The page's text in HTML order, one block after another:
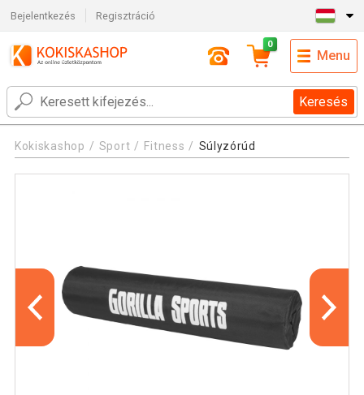
Bejelentkezés Regisztráció
Keresés
0
Menu
Kokiskashop Sport Fitness Súlyzórúd